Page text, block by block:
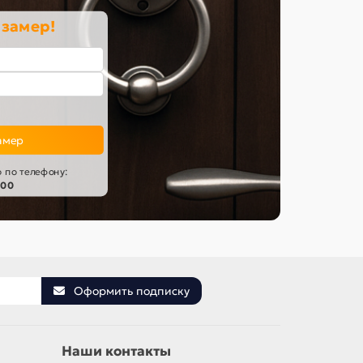
по телефону:
Оформить подписку
Наши контакты